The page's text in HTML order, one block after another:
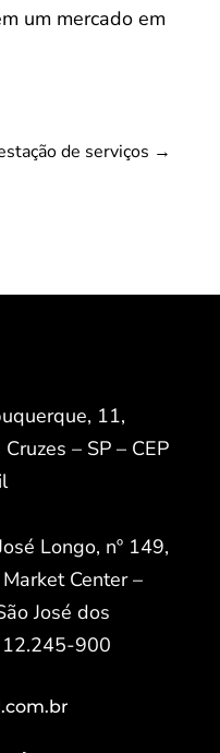
um mercado em
de serviços →
11,
– SP – CEP
Longo, nº 149,
Center –
José dos
12.245-900